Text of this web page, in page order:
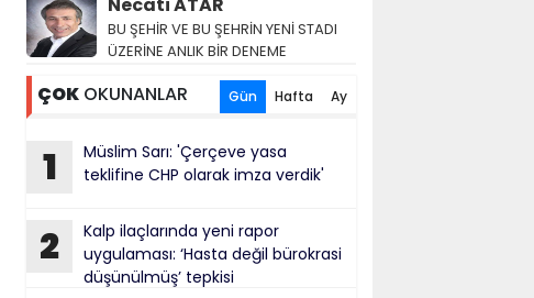
BU ŞEHİR VE BU ŞEHRİN YENİ STADI
ÜZERİNE ANLIK BİR DENEME
ÇOK OKUNANLAR Gün Hafta Ay
1
Müslim Sarı: 'Çerçeve yasa
teklifine CHP olarak imza verdik'
2
Kalp ilaçlarında yeni rapor
uygulaması: ‘Hasta değil bürokrasi
düşünülmüş’ tepkisi